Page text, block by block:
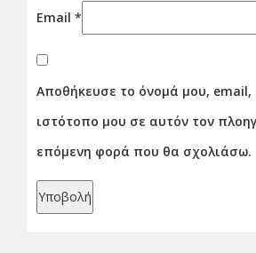
Email *
Αποθήκευσε το όνομά μου, email,
ιστότοπο μου σε αυτόν τον
επόμενη φορά που θα σχολιάσω.